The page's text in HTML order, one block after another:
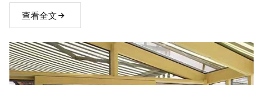
查看全文